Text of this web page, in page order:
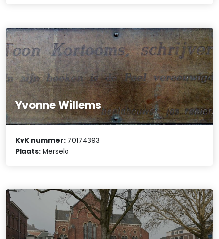
Yvonne Willems
KvK nummer: 70174393
Plaats: Merselo